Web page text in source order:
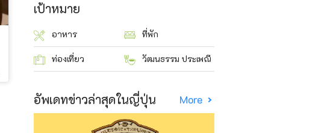
เป้าหมาย
อาหาร ที่พัก
ท่องเที่ยว วัฒนธรรม ประเพณี
อัพเดทข่าวล่าสุดในญี่ปุ่น More